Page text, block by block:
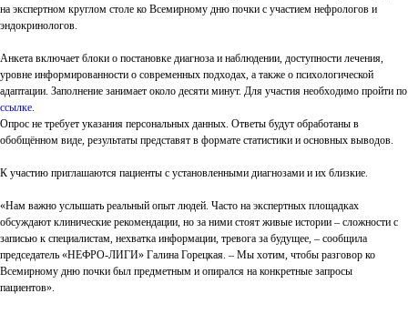
на экспертном круглом столе ко Всемирному дню почки с участием нефрологов и
эндокринологов.
Анкета включает блоки о постановке диагноза и наблюдении, доступности лечения,
уровне информированности о современных подходах, а также о психологической
адаптации. Заполнение занимает около десяти минут. Для участия необходимо пройти по
ссылке.
Опрос не требует указания персональных данных. Ответы будут обработаны в
обобщённом виде, результаты представят в формате статистики и основных выводов.
К участию приглашаются пациенты с установленными диагнозами и их близкие.
«Нам важно услышать реальный опыт людей. Часто на экспертных площадках
обсуждают клинические рекомендации, но за ними стоят живые истории – сложности с
записью к специалистам, нехватка информации, тревога за будущее, – сообщила
председатель «НЕФРО-ЛИГИ» Галина Горецкая. – Мы хотим, чтобы разговор ко
Всемирному дню почки был предметным и опирался на конкретные запросы
пациентов».